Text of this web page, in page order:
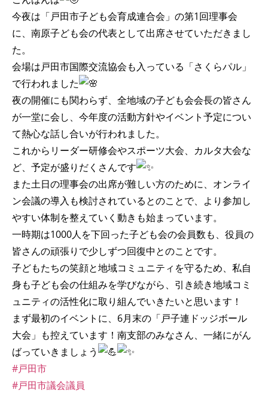
今夜は「戸田市子ども会育成連合会」の第1回理事会
に、南原子ども会の代表として出席させていただきまし
た。
会場は戸田市国際交流協会も入っている「さくらパル」
で行われました
夜の開催にも関わらず、全地域の子ども会会長の皆さん
が一堂に会し、今年度の活動方針やイベント予定につい
て熱心な話し合いが行われました。
これからリーダー研修会やスポーツ大会、カルタ大会な
ど、予定が盛りだくさんです
また土日の理事会の出席が難しい方のために、オンライ
ン会議の導入も検討されているとのことで、より参加し
やすい体制を整えていく動きも始まっています。
一時期は1000人を下回った子ども会の会員数も、役員の
皆さんの頑張りで少しずつ回復中とのことです。
子どもたちの笑顔と地域コミュニティを守るため、私自
身も子ども会の仕組みを学びながら、引き続き地域コミ
ュニティの活性化に取り組んでいきたいと思います！
まず最初のイベントに、6月末の「戸子連ドッジボール
大会」も控えています！南支部のみなさん、一緒にがん
ばっていきましょう
#戸田市
#戸田市議会議員